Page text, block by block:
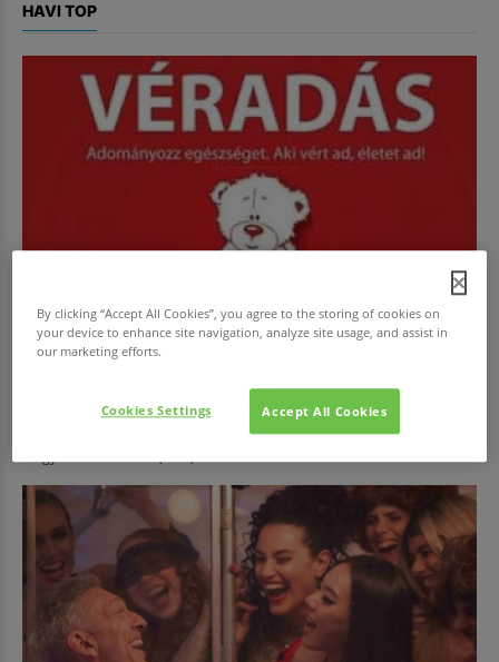
HAVI TOP
Az Országos Vérellátó Szolgálat (OVSz) és véradásszervező partnere, a
By clicking “Accept All Cookies”, you agree to the storing of cookies on
your device to enhance site navigation, analyze site usage, and assist in
our marketing efforts.
Accept All Cookies
Cookies Settings